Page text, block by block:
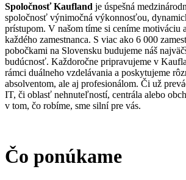
Spoločnosť Kaufland je úspešná
spoločnosť výnimočná výkonnosťou,
prístupom. V našom tíme si ceníme motiváciu
každého zamestnanca. S viac ako 6 000
pobočkami na Slovensku budujeme náš
budúcnosť. Každoročne pripravujeme v
rámci duálneho vzdelávania a poskytujeme
absolventom, ale aj profesionálom. Či už
IT, či oblasť nehnuteľností, centrála alebo
v tom, čo robíme, sme silní pre vás.
Čo ponúkame